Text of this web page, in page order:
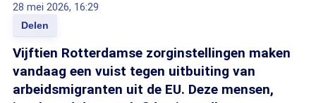
28 mei 2026, 16:29
Delen
Vijftien Rotterdamse zorginstellingen maken
vandaag een vuist tegen uitbuiting van
arbeidsmigranten uit de EU. Deze mensen,